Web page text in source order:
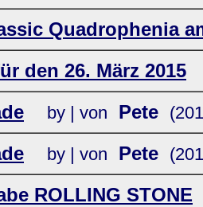
Quadrophenia
den 26. März 2015
by | von Pete
by | von Pete
ROLLING STONE